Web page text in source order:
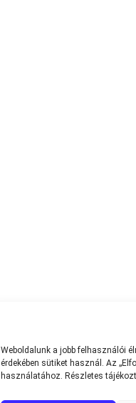
Weboldalunk a jobb felhasználói
érdekében sütiket használ. Az
használatához. Részletes